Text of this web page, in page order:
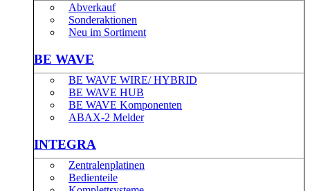
Abverkauf
Sonderaktionen
Neu im Sortiment
BE WAVE
BE WAVE WIRE/ HYBRID
BE WAVE HUB
BE WAVE Komponenten
ABAX-2 Melder
INTEGRA
Zentralenplatinen
Bedienteile